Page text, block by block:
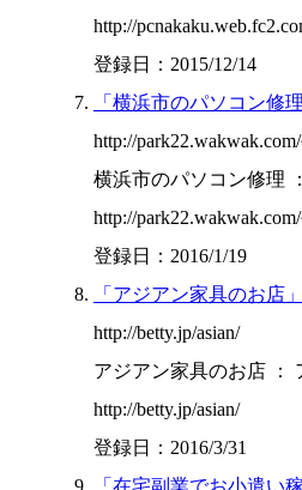
http://
登録日：2015/12/14
「横浜市のパソコン修
http://
横浜市のパソコン修理
http://
登録日：2016/1/19
「アジアン家具のお店
http://betty.jp/asian/
アジアン家具のお店 ：
http://betty.jp/asian/
登録日：2016/3/31